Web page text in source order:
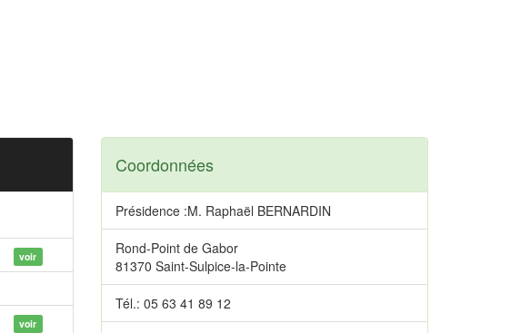
voir
voir
Coordonnées
Présidence :M. Raphaël BERNARDIN
Rond-Point de Gabor
81370 Saint-Sulpice-la-Pointe
Tél.: 05 63 41 89 12